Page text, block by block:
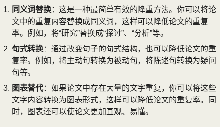
同义词替换：这是一种最简单有效的降重方法。你可以将论
文中的重复内容替换成同义词，这样可以降低论文的重复
率。例如，将“研究”替换成“探讨”、“分析”等。
句式转换：通过改变句子的句式结构，也可以降低论文的重
复率。例如，将主动句转换为被动句，将陈述句转换为疑问
句等。
图表替代：如果论文中存在大量的文字重复，你可以将这些
文字内容转换为图表形式，这样可以降低论文的重复率。同
时，图表还可以使论文更加直观、易懂。